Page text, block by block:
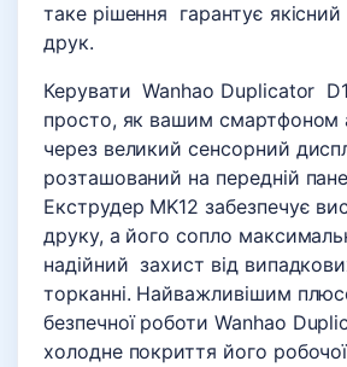
таке рішення гарантує якісний
друк.
Керувати Wanhao Duplicator
просто, як вашим смартфоном
через великий сенсорний
розташований на передній
Екструдер MK12 забезпечує
друку, а його сопло
надійний захист від
торканні. Найважливішим
безпечної роботи Wanhao
холодне покриття його